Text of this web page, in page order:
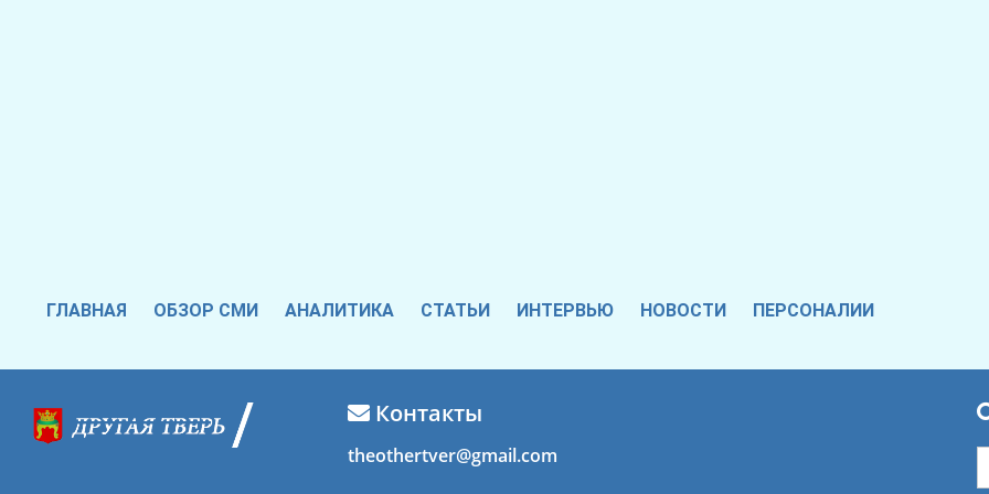
ГЛАВНАЯ ОБЗОР СМИ АНАЛИТИКА СТАТЬИ ИНТЕРВЬЮ НОВОСТИ ПЕРСОНАЛИИ
Контакты
theothertver@gmail.com